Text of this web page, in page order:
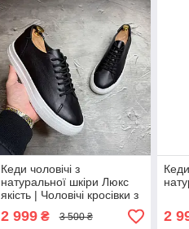
Кеди чоловічі з
натуральної шкіри Люкс
якість | Чоловічі кросівки з
натуральної замши
Демісезон
2 999₴ 3 500 ₴ 2